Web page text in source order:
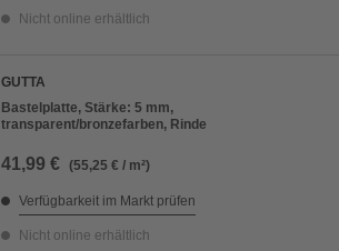
Nicht online erhältlich
GUTTA
Bastelplatte, Stärke: 5 mm,
transparent/bronzefarben, Rinde
41,99 € (55,25 € / m²)
Verfügbarkeit im Markt prüfen
Nicht online erhältlich